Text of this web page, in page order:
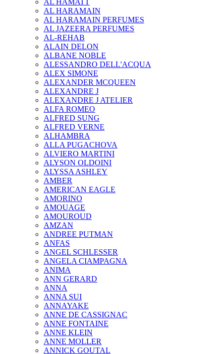
AL HAMATT
AL HARAMAIN
AL HARAMAIN PERFUMES
AL JAZEERA PERFUMES
AL-REHAB
ALAIN DELON
ALBANE NOBLE
ALESSANDRO DELL'ACQUA
ALEX SIMONE
ALEXANDER MCQUEEN
ALEXANDRE J
ALEXANDRE J ATELIER
ALFA ROMEO
ALFRED SUNG
ALFRED VERNE
ALHAMBRA
ALLA PUGACHOVA
ALVIERO MARTINI
ALYSON OLDOINI
ALYSSA ASHLEY
AMBER
AMERICAN EAGLE
AMORINO
AMOUAGE
AMOUROUD
AMZAN
ANDREE PUTMAN
ANFAS
ANGEL SCHLESSER
ANGELA CIAMPAGNA
ANIMA
ANN GERARD
ANNA
ANNA SUI
ANNAYAKE
ANNE DE CASSIGNAC
ANNE FONTAINE
ANNE KLEIN
ANNE MOLLER
ANNICK GOUTAL